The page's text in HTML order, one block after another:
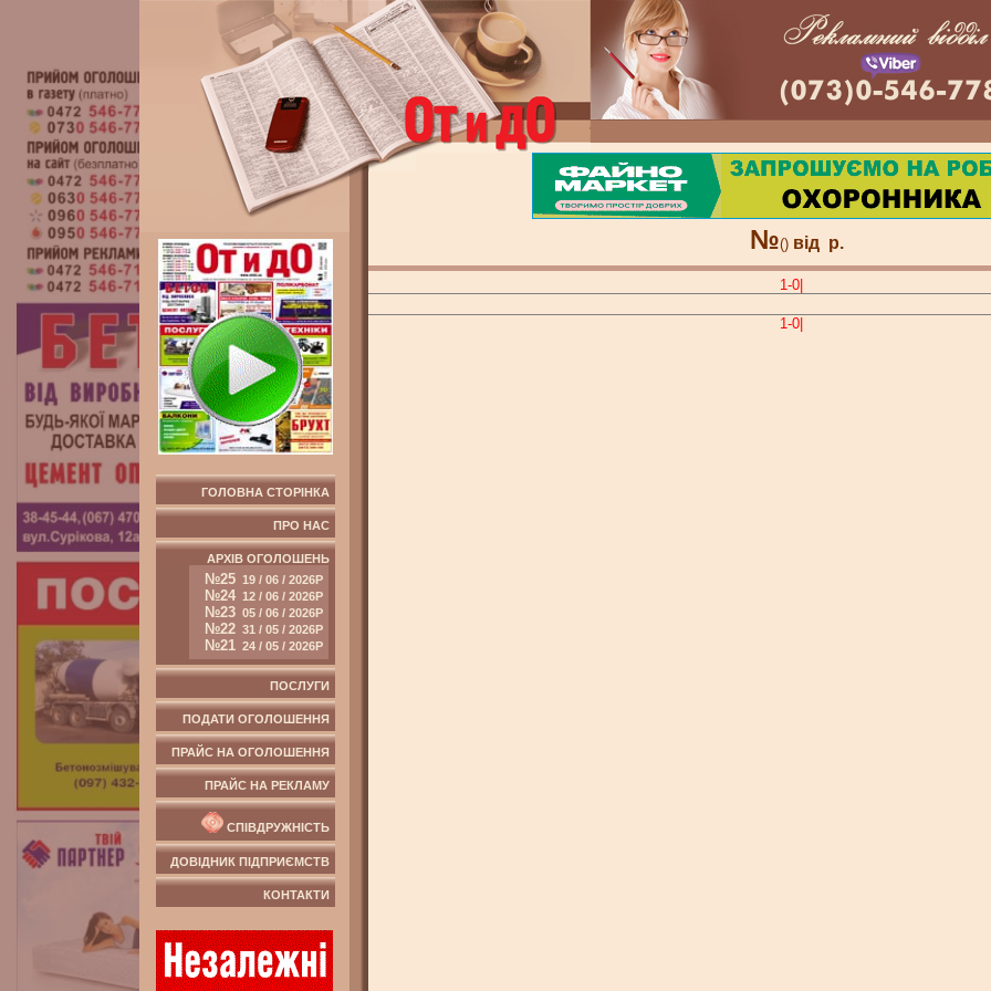
ГОЛОВНА СТОРІНКА
ПРО НАС
АРХІВ ОГОЛОШЕНЬ
№25 19 / 06 / 2026Р
№24 12 / 06 / 2026Р
№23 05 / 06 / 2026Р
№22 31 / 05 / 2026Р
№21 24 / 05 / 2026Р
ПОСЛУГИ
ПОДАТИ ОГОЛОШЕННЯ
ПРАЙС НА ОГОЛОШЕННЯ
ПРАЙС НА РЕКЛАМУ
СПІВДРУЖНІСТЬ
ДОВІДНИК ПІДПРИЄМСТВ
КОНТАКТИ
№() від р.
1-0|
1-0|